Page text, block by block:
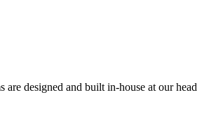
are designed and built in-house at our head